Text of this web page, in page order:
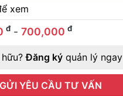
xem
đ - 700,000 đ
hữu?Đăng ký quản lý ngay
GỬI YÊU CẦU TƯ VẤN